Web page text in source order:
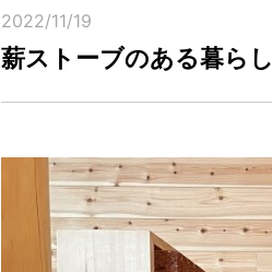
2022/11/19
薪ストーブのある暮らし